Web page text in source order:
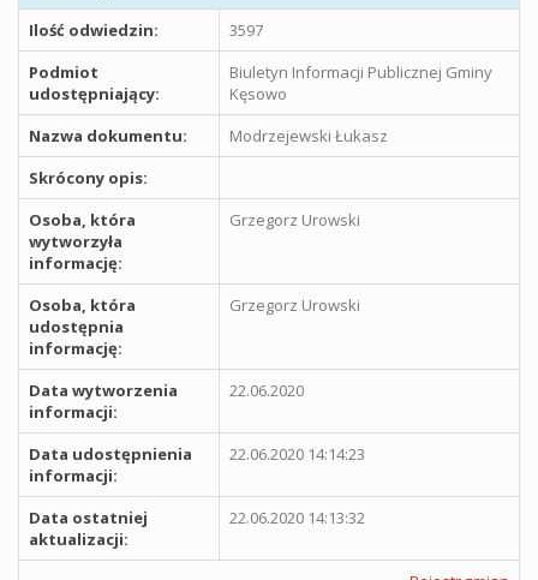
Ilość odwiedzin:
3597
Podmiot
udostępniający:
Biuletyn Informacji Publicznej Gminy
Kęsowo
Nazwa dokumentu:
Modrzejewski Łukasz
Skrócony opis:
Osoba, która
wytworzyła
informację:
Grzegorz Urowski
Osoba, która
udostępnia
informację:
Grzegorz Urowski
Data wytworzenia
informacji:
22.06.2020
Data udostępnienia
informacji:
22.06.2020 14:14:23
Data ostatniej
aktualizacji:
22.06.2020 14:13:32